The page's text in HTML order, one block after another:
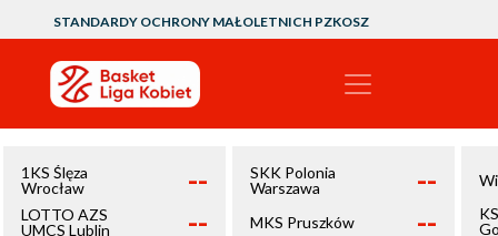
STANDARDY OCHRONY MAŁOLETNICH PZKOSZ
1KS Ślęza
Wrocław
--
LOTTO AZS
UMCS Lublin
--
SKK Polonia
Warszawa
--
MKS Pruszków --